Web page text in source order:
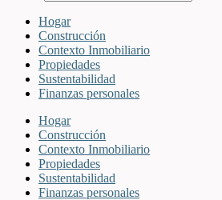
Hogar
Construcción
Contexto Inmobiliario
Propiedades
Sustentabilidad
Finanzas personales
Hogar
Construcción
Contexto Inmobiliario
Propiedades
Sustentabilidad
Finanzas personales